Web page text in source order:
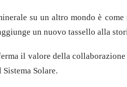
su un altro mondo è
un nuovo tassello alla
il valore della
Solare.